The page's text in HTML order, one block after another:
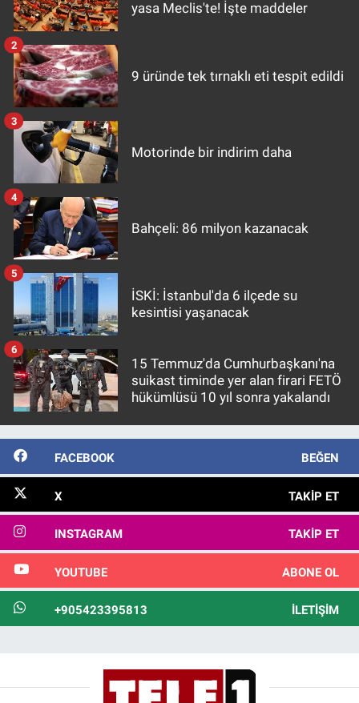
yasa Meclis'te! İşte maddeler
9 üründe tek tırnaklı eti tespit edildi
2
Motorinde bir indirim daha
3
Bahçeli: 86 milyon kazanacak
4
İSKİ: İstanbul'da 6 ilçede su
kesintisi yaşanacak
5
15 Temmuz'da Cumhurbaşkanı'na
suikast timinde yer alan firari FETÖ
hükümlüsü 10 yıl sonra yakalandı
6
FACEBOOK BEĞEN
X TAKIP ET
INSTAGRAM TAKIP ET
YOUTUBE ABONE OL
+905423395813 İLETIŞIM